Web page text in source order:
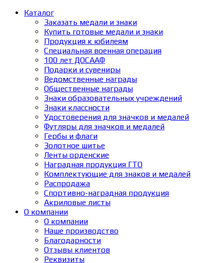
Каталог
Заказать медали и знаки
Купить готовые медали и знаки
Продукция к юбилеям
Специальная военная операция
100 лет ДОСААФ
Подарки и сувениры
Ведомственные награды
Общественные награды
Знаки образовательных учреждений
Знаки классности
Удостоверения для значков и медалей
Футляры для значков и медалей
Гербы и флаги
Золотное шитье
Ленты орденские
Наградная продукция ГТО
Комплектующие для знаков и медалей
Распродажа
Спортивно-наградная продукция
Акриловые листы
О компании
О компании
Наше производство
Благодарности
Отзывы клиентов
Реквизиты